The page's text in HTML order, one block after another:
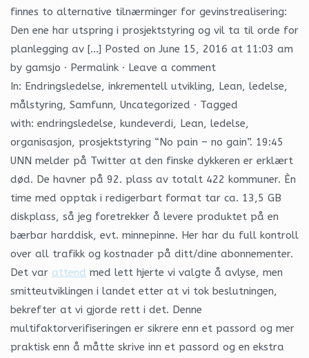
finnes to alternative tilnærminger for gevinstrealisering:
Den ene har utspring i prosjektstyring og vil ta til orde for
planlegging av […] Posted on June 15, 2016 at 11:03 am
by gamsjo · Permalink · Leave a comment
In: Endringsledelse, inkrementell utvikling, Lean, ledelse,
målstyring, Samfunn, Uncategorized · Tagged
with: endringsledelse, kundeverdi, Lean, ledelse,
organisasjon, prosjektstyring “No pain – no gain”. 19:45
UNN melder på Twitter at den finske dykkeren er erklært
død. De havner på 92. plass av totalt 422 kommuner. Èn
time med opptak i redigerbart format tar ca. 13,5 GB
diskplass, så jeg foretrekker å levere produktet på en
bærbar harddisk, evt. minnepinne. Her har du full kontroll
over all trafikk og kostnader på ditt/dine abonnementer.
Det var attend med lett hjerte vi valgte å avlyse, men
smitteutviklingen i landet etter at vi tok beslutningen,
bekrefter at vi gjorde rett i det. Denne
multifaktorverifiseringen er sikrere enn et passord og mer
praktisk enn å måtte skrive inn et passord og en ekstra